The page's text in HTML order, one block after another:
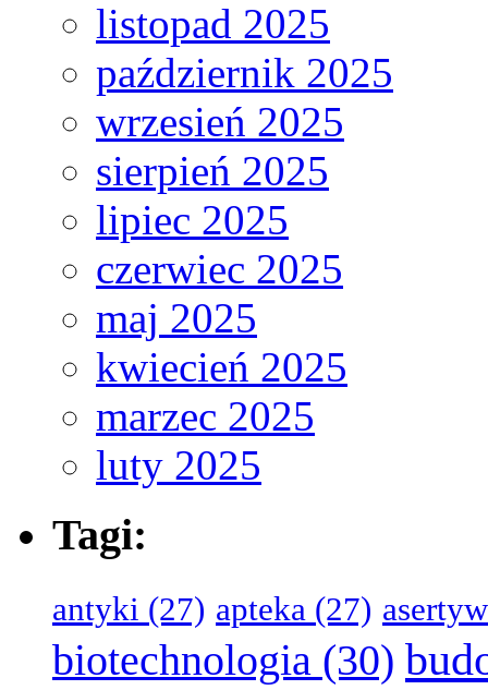
listopad 2025
październik 2025
wrzesień 2025
sierpień 2025
lipiec 2025
czerwiec 2025
maj 2025
kwiecień 2025
marzec 2025
luty 2025
Tagi:
antyki (27) apteka (27)
biotechnologia (30)